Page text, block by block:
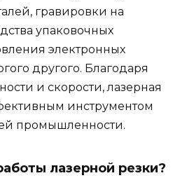
гравировки на
упаковочных
электронных
другого. Благодаря
и скорости, лазерная
инструментом
промышленности.
лазерной резки?